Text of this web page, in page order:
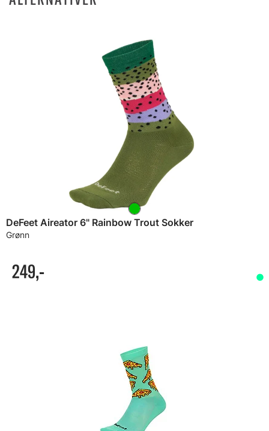
DeFeet Aireator 6" Rainbow Trout Sokker
Grønn
249,-